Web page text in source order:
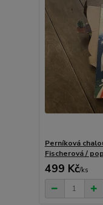
Perníková
Fischerová /
499 Kč/ks